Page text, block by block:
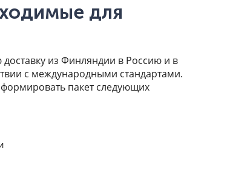
для
из Финляндии в Россию и в
с международными стандартами.
пакет следующих